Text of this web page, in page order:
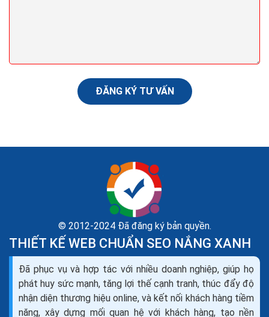
cho thiết bị di động rất nhiều. Bạn có bao...
Cách làm web chạy nhanh hơn cách tăng tốc độ
duyệt web
Tăng tốc độ website vượt trội để tối ưu hóa trải
ĐĂNG KÝ TƯ VẤN
© 2012-2024 Đã đăng ký bản quyền.
THIẾT KẾ WEB CHUẨN SEO NẮNG XANH
Đã phục vụ và hợp tác với nhiều doanh nghiệp, giúp họ
phát huy sức mạnh, tăng lợi thế cạnh tranh, thúc đẩy độ
nhận diện thương hiệu online, và kết nối khách hàng tiềm
năng, xây dựng mối quan hệ với khách hàng, tạo nền